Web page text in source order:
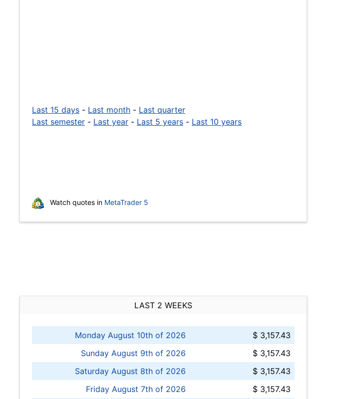
Last 15 days - Last month - Last quarter
Last semester - Last year - Last 5 years - Last 10 years
Watch quotes in MetaTrader 5
LAST 2 WEEKS
Monday August 10th of 2026
$ 3,157.43
Sunday August 9th of 2026
$ 3,157.43
Saturday August 8th of 2026
$ 3,157.43
Friday August 7th of 2026
$ 3,157.43